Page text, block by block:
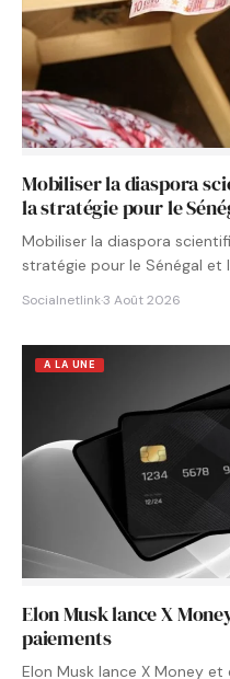
Mobiliser la diaspora
la stratégie pour le
Mobiliser la diaspora
stratégie pour le Sénégal et
Socialnetlink·3 Août 2026
A LA UNE
Elon Musk lance X
paiements
Elon Musk lance X Money